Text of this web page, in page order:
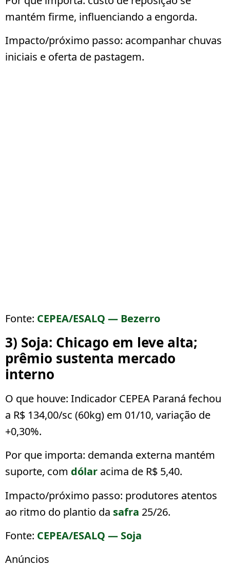
mantém firme, influenciando a engorda.
Impacto/próximo passo: acompanhar chuvas
iniciais e oferta de pastagem.
Fonte: CEPEA/ESALQ — Bezerro
3) Soja: Chicago em leve alta;
prêmio sustenta mercado
interno
O que houve: Indicador CEPEA Paraná fechou
a R$ 134,00/sc (60kg) em 01/10, variação de
+0,30%.
Por que importa: demanda externa mantém
suporte, com dólar acima de R$ 5,40.
Impacto/próximo passo: produtores atentos
ao ritmo do plantio da safra 25/26.
Fonte: CEPEA/ESALQ — Soja
Anúncios